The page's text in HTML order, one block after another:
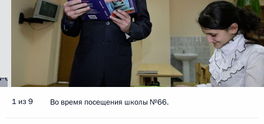
1 из 9 Во время посещения школы №66.